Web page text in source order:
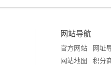
网站导航
官方网站
网址
网站地图
积分